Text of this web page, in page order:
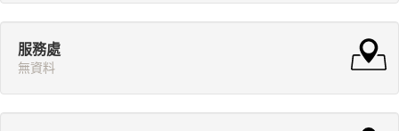
服務處
無資料